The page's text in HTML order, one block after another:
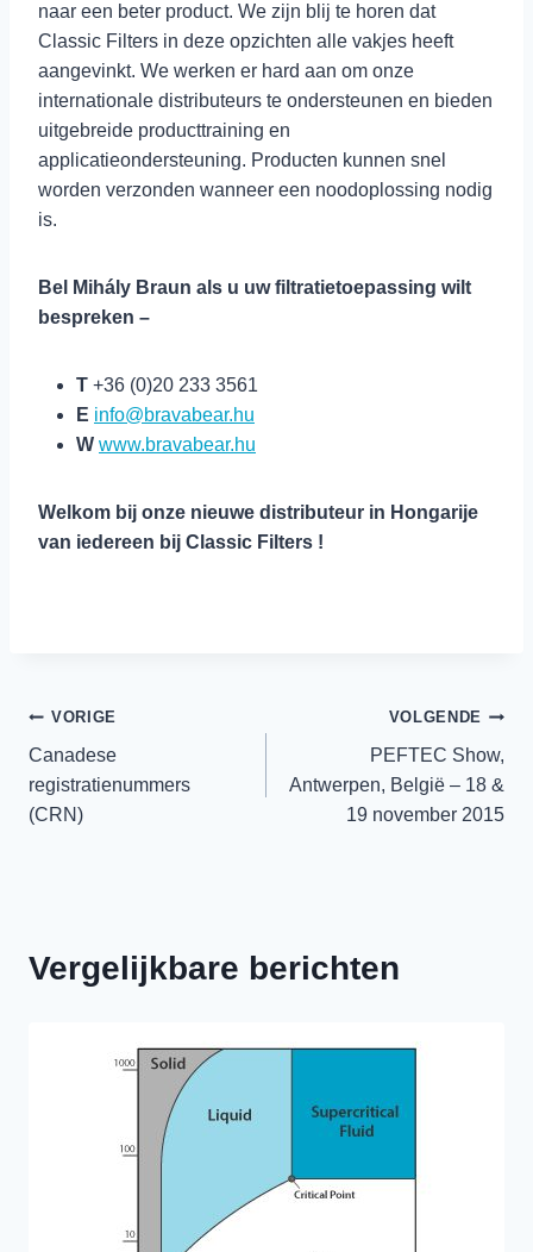
naar een beter product. We zijn blij te horen dat
Classic Filters in deze opzichten alle vakjes heeft
aangevinkt. We werken er hard aan om onze
internationale distributeurs te ondersteunen en bieden
uitgebreide producttraining en
applicatieondersteuning. Producten kunnen snel
worden verzonden wanneer een noodoplossing nodig
is.
Bel Mihály Braun als u uw filtratietoepassing wilt
bespreken –
T +36 (0)20 233 3561
E info@bravabear.hu
W www.bravabear.hu
Welkom bij onze nieuwe distributeur in Hongarije
van iedereen bij Classic Filters !
Berichtnavigatie
VORIGE
Canadese
registratienummers
(CRN)
VOLGENDE
PEFTEC Show,
Antwerpen, België – 18 &
19 november 2015
Vergelijkbare berichten